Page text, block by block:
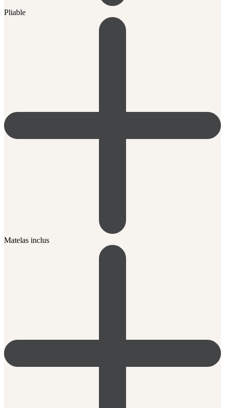
Pliable
Matelas inclus